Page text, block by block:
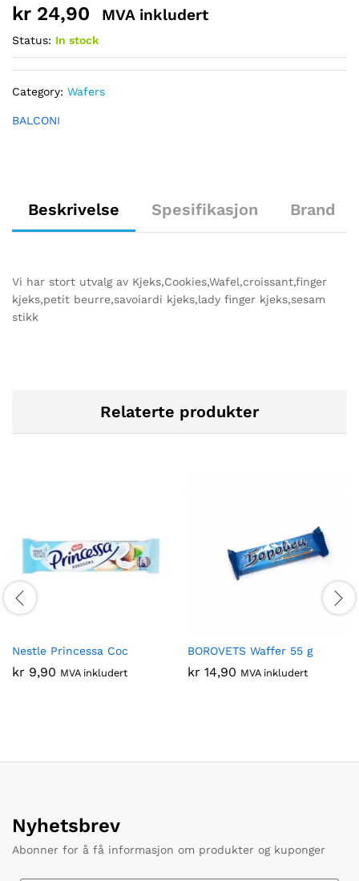
kr 24,90 MVA inkludert
Status: In stock
Category: Wafers
BALCONI
Beskrivelse Spesifikasjon Brand
Vi har stort utvalg av Kjeks,Cookies,Wafel,croissant,finger
kjeks,petit beurre,savoiardi kjeks,lady finger kjeks,sesam
stikk
Relaterte produkter
Nestle Princessa Coc
kr 9,90 MVA inkludert
BOROVETS Waffer 55 g
kr 14,90 MVA inkludert
Nyhetsbrev
Abonner for å få informasjon om produkter og kuponger